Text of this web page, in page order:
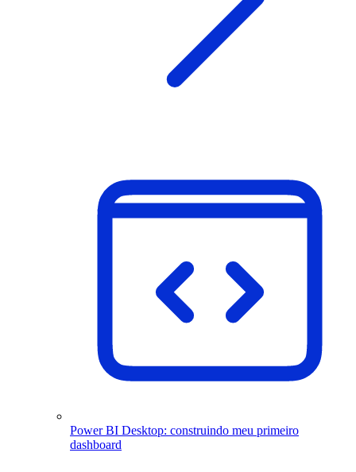
Power BI Desktop: construindo meu primeiro
dashboard